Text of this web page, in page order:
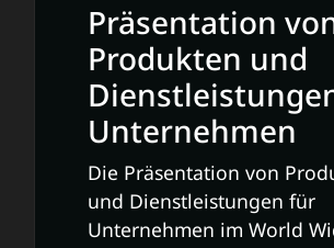
Präsentation
Produkten und
Unternehmen
Die Präsentation von
und Dienstleistungen für
Unternehmen im World